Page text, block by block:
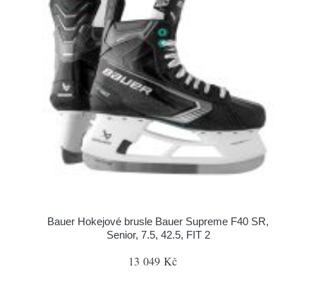
Bauer Hokejové brusle Bauer Supreme F40 SR,
Senior, 7.5, 42.5, FIT 2
13 049 Kč